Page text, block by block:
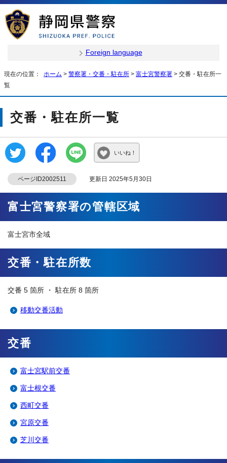
Foreign language
現在の位置： ホーム > 警察署・交番・駐在所 > 富士宮警察署 > 交番・駐在所一
覧
交番・駐在所一覧
いいね！
ページID2002511 更新日 2025年5月30日
富士宮警察署の管轄区域
富士宮市全域
交番・駐在所数
交番 5 箇所 ・ 駐在所 8 箇所
移動交番活動
交番
富士宮駅前交番
富士根交番
西町交番
宮原交番
芝川交番